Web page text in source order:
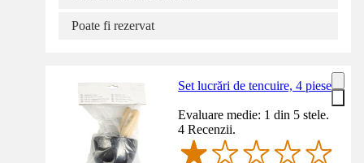
Poate fi rezervat
Set lucrări de tencuire, 4 piese
Evaluare medie: 1 din 5 stele.
4 Recenzii.